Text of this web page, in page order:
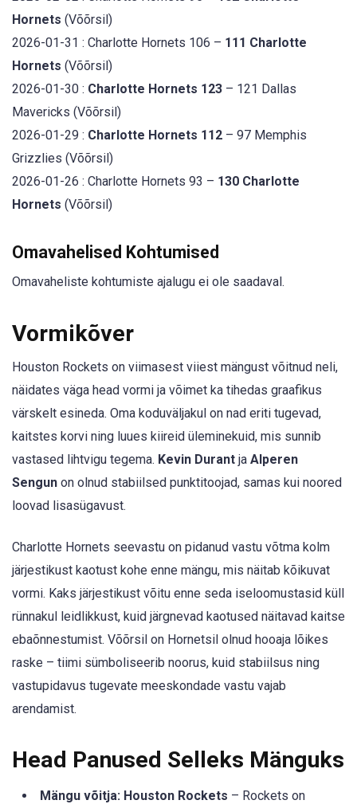
Hornets (Võõrsil)
2026-01-31 : Charlotte Hornets 106 – 111 Charlotte
Hornets (Võõrsil)
2026-01-30 : Charlotte Hornets 123 – 121 Dallas
Mavericks (Võõrsil)
2026-01-29 : Charlotte Hornets 112 – 97 Memphis
Grizzlies (Võõrsil)
2026-01-26 : Charlotte Hornets 93 – 130 Charlotte
Hornets (Võõrsil)
Omavahelised Kohtumised
Omavaheliste kohtumiste ajalugu ei ole saadaval.
Vormikõver
Houston Rockets on viimasest viiest mängust võitnud neli,
näidates väga head vormi ja võimet ka tihedas graafikus
värskelt esineda. Oma koduväljakul on nad eriti tugevad,
kaitstes korvi ning luues kiireid üleminekuid, mis sunnib
vastased lihtvigu tegema. Kevin Durant ja Alperen
Sengun on olnud stabiilsed punktitoojad, samas kui noored
loovad lisasügavust.
Charlotte Hornets seevastu on pidanud vastu võtma kolm
järjestikust kaotust kohe enne mängu, mis näitab kõikuvat
vormi. Kaks järjestikust võitu enne seda iseloomustasid küll
rünnakul leidlikkust, kuid järgnevad kaotused näitavad kaitse
ebaõnnestumist. Võõrsil on Hornetsil olnud hooaja lõikes
raske – tiimi sümboliseerib noorus, kuid stabiilsus ning
vastupidavus tugevate meeskondade vastu vajab
arendamist.
Head Panused Selleks Mänguks
Mängu võitja: Houston Rockets – Rockets on